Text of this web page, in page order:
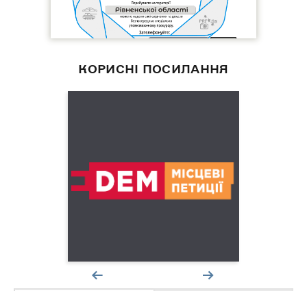
КОРИСНІ ПОСИЛАННЯ